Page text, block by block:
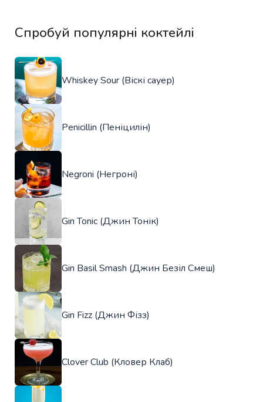
Спробуй популярні коктейлі
Whiskey Sour (Віскі сауер)
Penicillin (Пеніцилін)
Negroni (Негроні)
Gin Tonic (Джин Тонік)
Gin Basil Smash (Джин Безіл Смеш)
Gin Fizz (Джин Фізз)
Clover Club (Кловер Клаб)